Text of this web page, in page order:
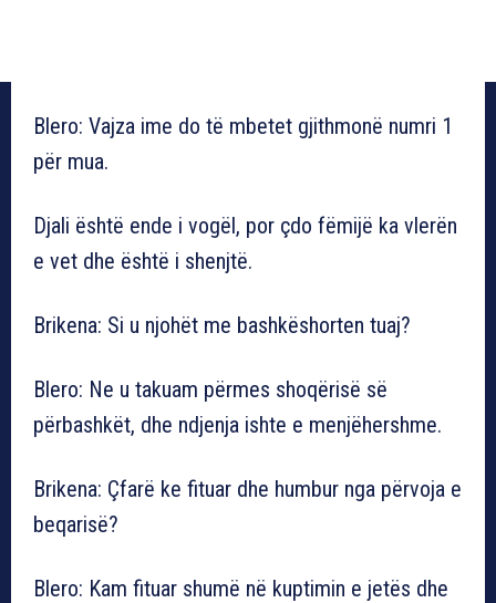
Blero: Vajza ime do të mbetet gjithmonë numri 1
për mua.
Djali është ende i vogël, por çdo fëmijë ka vlerën
e vet dhe është i shenjtë.
Brikena: Si u njohët me bashkëshorten tuaj?
Blero: Ne u takuam përmes shoqërisë së
përbashkët, dhe ndjenja ishte e menjëhershme.
Brikena: Çfarë ke fituar dhe humbur nga përvoja e
beqarisë?
Blero: Kam fituar shumë në kuptimin e jetës dhe